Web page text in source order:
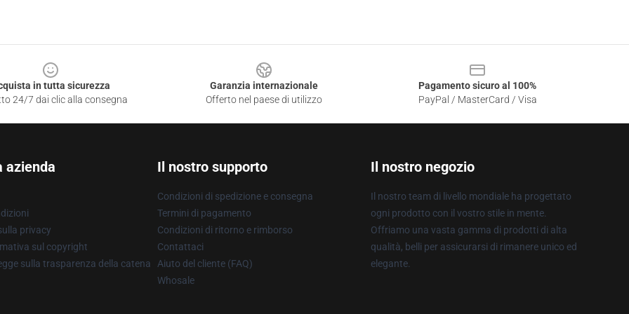
in tutta sicurezza
24/7 dai clic alla consegna
Garanzia internazionale
Offerto nel paese di utilizzo
Pagamento sicuro al 100%
PayPal / MasterCard / Visa
azienda
privacy
sul copyright
sulla trasparenza della catena
Il nostro supporto
Condizioni di spedizione e consegna
Termini di pagamento
Condizioni di ritorno e rimborso
Contattaci
Aiuto del cliente (FAQ)
Whosale
Il nostro negozio
Il nostro team di livello mondiale ha progettato
ogni prodotto con il vostro stile in mente.
Offriamo una vasta gamma di prodotti di alta
qualità, belli per assicurarsi di rimanere unico ed
elegante.